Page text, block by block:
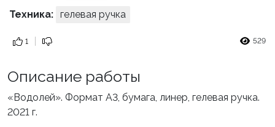
Техника: гелевая ручка
1 529
Описание работы
«Водолей». Формат А3, бумага, линер, гелевая ручка.
2021 г.